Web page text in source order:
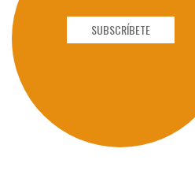
SUBSCRÍBETE